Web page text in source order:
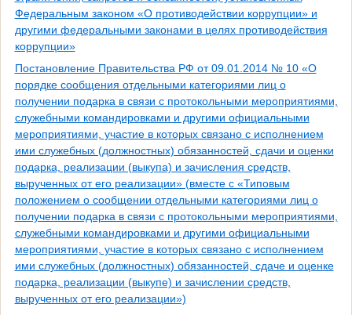
Федеральным законом «О противодействии коррупции» и
другими федеральными законами в целях противодействия
коррупции»
Постановление Правительства РФ от 09.01.2014 № 10 «О
порядке сообщения отдельными категориями лиц о
получении подарка в связи с протокольными мероприятиями,
служебными командировками и другими официальными
мероприятиями, участие в которых связано с исполнением
ими служебных (должностных) обязанностей, сдачи и оценки
подарка, реализации (выкупа) и зачисления средств,
вырученных от его реализации» (вместе с «Типовым
положением о сообщении отдельными категориями лиц о
получении подарка в связи с протокольными мероприятиями,
служебными командировками и другими официальными
мероприятиями, участие в которых связано с исполнением
ими служебных (должностных) обязанностей, сдаче и оценке
подарка, реализации (выкупе) и зачислении средств,
вырученных от его реализации»)